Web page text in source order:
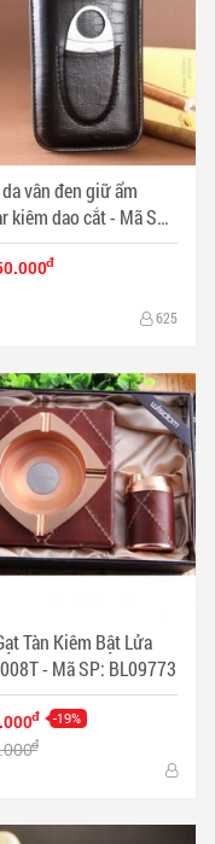
vân đen giữ ẩm
dao cắt - Mã SP:
đ
625
Tàn Kiêm Bật Lửa
WZ-008T - Mã SP: BL09773
đ -19%
đ